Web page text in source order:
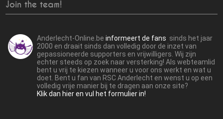
Join the team!
Anderlecht-Online.beinformeert de fans sinds het jaar
2000 en draait sinds dan volledig door de inzet van
gepassioneerde supporters en vrijwilligers. Wij zijn
echter steeds op zoek naar versterking! Als webteamlid
bent u vrij te kiezen wanneer u voor ons werkt en wat u
doet. Bent u fan van RSC Anderlecht en wenst u op een
volledig vrije manier bij te dragen aan onze site?
Klik dan hier en vul het formulier in!